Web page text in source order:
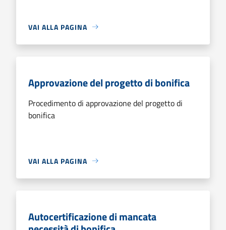
VAI ALLA PAGINA
Approvazione del progetto di bonifica
Procedimento di approvazione del progetto di
bonifica
VAI ALLA PAGINA
Autocertificazione di mancata